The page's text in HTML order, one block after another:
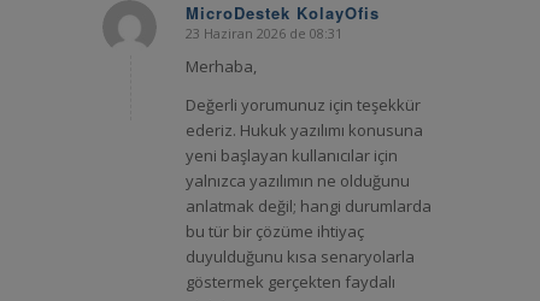
MicroDestek KolayOfis
says:
23 Haziran 2026 de 08:31
Merhaba,
Değerli yorumunuz için teşekkür
ederiz. Hukuk yazılımı konusuna
yeni başlayan kullanıcılar için
yalnızca yazılımın ne olduğunu
anlatmak değil; hangi durumlarda
bu tür bir çözüme ihtiyaç
duyulduğunu kısa senaryolarla
göstermek gerçekten faydalı